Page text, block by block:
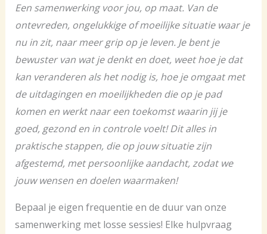
Een samenwerking voor jou, op maat. Van de
ontevreden, ongelukkige of moeilijke situatie waar je
nu in zit, naar meer grip op je leven. Je bent je
bewuster van wat je denkt en doet, weet hoe je dat
kan veranderen als het nodig is, hoe je omgaat met
de uitdagingen en moeilijkheden die op je pad
komen en werkt naar een toekomst waarin jij je
goed, gezond en in controle voelt! Dit alles in
praktische stappen, die op jouw situatie zijn
afgestemd, met persoonlijke aandacht, zodat we
jouw wensen en doelen waarmaken!
Bepaal je eigen frequentie en de duur van onze
samenwerking met losse sessies! Elke hulpvraag